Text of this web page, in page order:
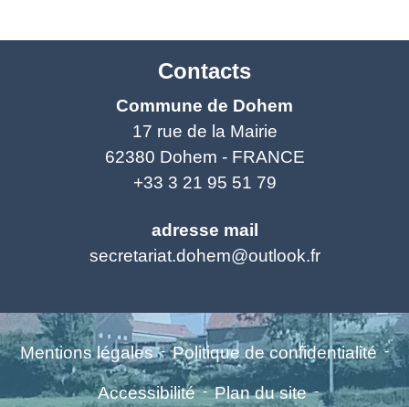
Contacts
Commune de Dohem
17 rue de la Mairie
62380 Dohem - FRANCE
+33 3 21 95 51 79
adresse mail
secretariat.dohem@outlook.fr
Mentions légales - Politique de confidentialité -
Accessibilité - Plan du site -